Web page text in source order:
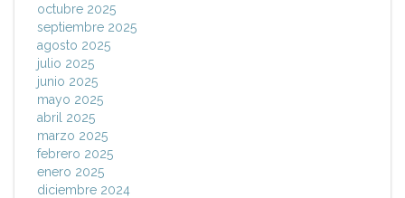
octubre 2025
septiembre 2025
agosto 2025
julio 2025
junio 2025
mayo 2025
abril 2025
marzo 2025
febrero 2025
enero 2025
diciembre 2024